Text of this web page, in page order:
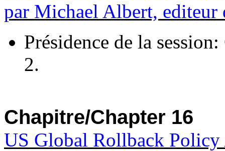
par Michael Albert, editeur
Présidence de la
2.
Chapitre/Chapter 16
US Global Rollback